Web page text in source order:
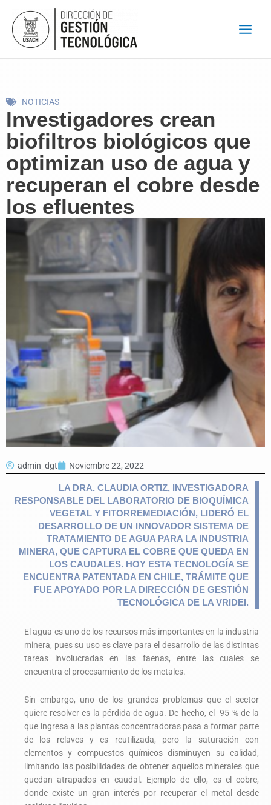
contenido
NOTICIAS
Investigadores crean
biofiltros biológicos que
optimizan uso de agua y
recuperan el cobre desde
los efluentes
admin_dgt Noviembre 22, 2022
LA DRA. CLAUDIA ORTIZ, INVESTIGADORA
RESPONSABLE DEL LABORATORIO DE BIOQUÍMICA
VEGETAL Y FITORREMEDIACIÓN, LIDERÓ EL
DESARROLLO DE UN INNOVADOR SISTEMA DE
TRATAMIENTO DE AGUA PARA LA INDUSTRIA
MINERA, QUE CAPTURA EL COBRE QUE QUEDA EN
LOS CAUDALES. HOY ESTA TECNOLOGÍA SE
ENCUENTRA PATENTADA EN CHILE, TRÁMITE QUE
FUE APOYADO POR LA DIRECCIÓN DE GESTIÓN
TECNOLÓGICA DE LA VRIDEI.
El agua es uno de los recursos más importantes en la industria
minera, pues su uso es clave para el desarrollo de las distintas
tareas involucradas en las faenas, entre las cuales se
encuentra el procesamiento de los metales.
Sin embargo, uno de los grandes problemas que el sector
quiere resolver es la pérdida de agua. De hecho, el 95 % de la
que ingresa a las plantas concentradoras pasa a formar parte
de los relaves y es reutilizada, pero la saturación con
elementos y compuestos químicos disminuyen su calidad,
limitando las posibilidades de obtener aquellos minerales que
quedan atrapados en caudal. Ejemplo de ello, es el cobre,
donde existe un gran interés por recuperar el metal desde